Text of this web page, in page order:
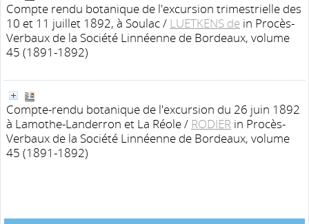
Compte rendu botanique de l'excursion trimestrielle des
10 et 11 juillet 1892, à Soulac/ LUETKENS de in Procès-
Verbaux de la Société Linnéenne de Bordeaux, volume
45 (1891-1892)
Compte-rendu botanique de l'excursion du 26 juin 1892
à Lamothe-Landerron et La Réole/ RODIER in Procès-
Verbaux de la Société Linnéenne de Bordeaux, volume
45 (1891-1892)